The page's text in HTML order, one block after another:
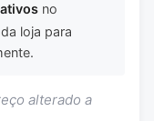
no
da loja para
alterado a